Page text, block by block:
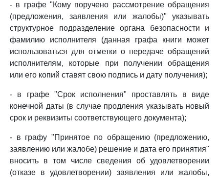
- в графе "Кому поручено рассмотрение обращения
(предложения, заявления или жалобы)" указывать
структурное подразделение органа безопасности и
фамилию исполнителя (данная графа книги может
использоваться для отметки о передаче обращений
исполнителям, которые при получении обращения
или его копий ставят свою подпись и дату получения);
- в графе "Срок исполнения" проставлять в виде
конечной даты (в случае продления указывать новый
срок и реквизиты соответствующего документа);
- в графу "Принятое по обращению (предложению,
заявлению или жалобе) решение и дата его принятия"
вносить в том числе сведения об удовлетворении
(отказе в удовлетворении) заявления или жалобы,